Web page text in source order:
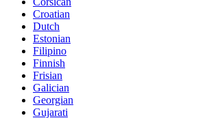
Croatian
Dutch
Estonian
Filipino
Finnish
Frisian
Galician
Georgian
Gujarati